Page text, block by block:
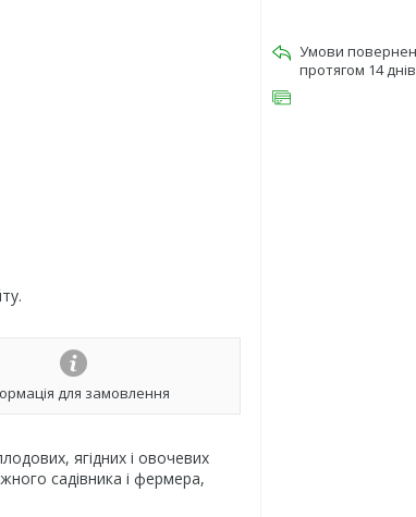
для замовлення
ягідних і овочевих
садівника і фермера,
протягом 14 днів